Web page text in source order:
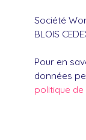
Société
BLOIS
Pour en
données
politique